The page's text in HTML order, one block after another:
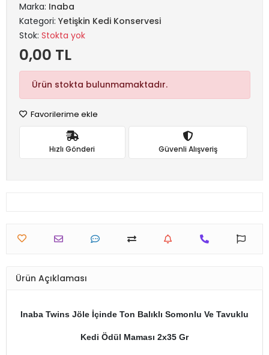
Marka: Inaba
Kategori: Yetişkin Kedi Konservesi
Stok: Stokta yok
0,00 TL
Ürün stokta bulunmamaktadır.
Favorilerime ekle
Hızlı Gönderi Güvenli Alışveriş
Ürün Açıklaması
Inaba Twins Jöle İçinde Ton Balıklı Somonlu Ve Tavuklu
Kedi Ödül Maması 2x35 Gr